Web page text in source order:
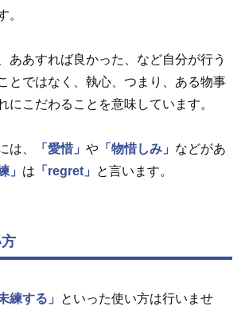
。
ああすれば良かった、など自分が行う
とではなく、執心、つまり、ある物事
にこだわることを意味しています。
は、 「愛惜」 や 「物惜しみ」 などがあ
」 は 「regret」 と言います。
練する」
といった使い方は行いませ